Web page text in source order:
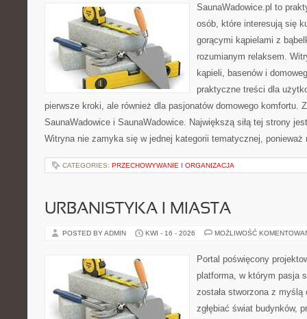
SaunaWadowice.pl to
osób, które interesują się
gorącymi kąpielami z
rozumianym relaksem.
kąpieli, basenów i
praktyczne treści dla
pierwsze kroki, ale również dla pasjonatów domowego komfortu.
SaunaWadowice i SaunaWadowice. Największą siłą tej strony
Witryna nie zamyka się w jednej kategorii tematycznej,
CATEGORIES: PRZECHOWYWANIE I ORGANIZACJA
URBANISTYKA I MIASTA
POSTED BY ADMIN KWI - 16 - 2026 MOŻLIWOŚĆ
Portal poświęcony
platforma, w którym pasja
została stworzona z
zgłębiać świat budynków,